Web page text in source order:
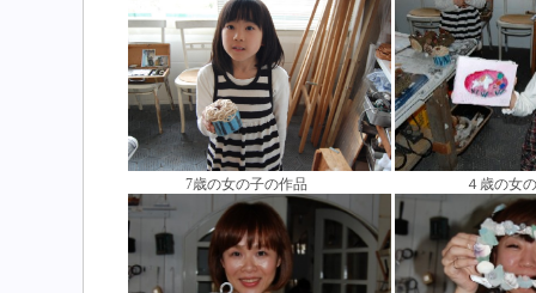
7歳の女の子の作品 ４歳の女の子